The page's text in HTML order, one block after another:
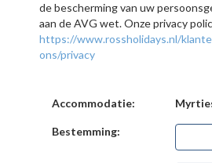
de bescherming van uw
aan de AVG wet. Onze privacy
https://www.rossholidays.nl/
ons/privacy
Accommodatie:
Bestemming: